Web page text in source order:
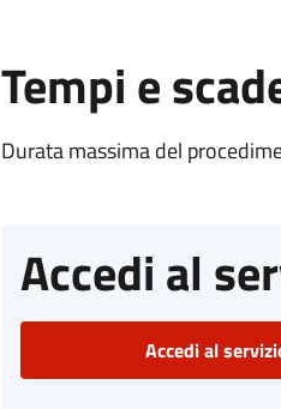
Tempi e
Durata massima del
Accedi al
Accedi al